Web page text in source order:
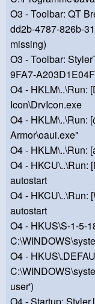
O3 - Toolbar: QT
dd2b-4787-826b-
missing)
O3 - Toolbar:
9FA7-
O4 - HKLM\..\Run:
Icon\DrvIcon.exe
O4 - HKLM\..\Run:
Armor\oaui.exe"
O4 - HKLM\..\Run:
O4 - HKCU\..\Run:
autostart
O4 - HKCU\..\Run:
autostart
O4 - HKUS\S-1-5-
O4 -
user')